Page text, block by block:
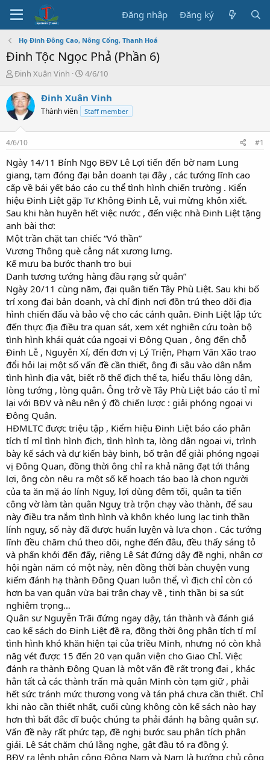
Đăng nhập Đăng ký
Họ Đinh Đông Cao, Nông Cống, Thanh Hoá
Đinh Tộc Ngọc Phả (Phần 6)
T
r
e
a
s
t
a
r
t
e
r
Đinh Xuân Vinh
N
à
y
b
ầ
u
4/6/10
Đinh Xuân Vinh
Thành viên Staff member
4/6/10 #1
Ngày 14/11 Bính Ngọ BĐV Lê Lợi tiến đến bờ nam Lung
giang, tạm đóng đại bản doanh tại đây , các tướng lĩnh cao
cấp về bái yết báo cáo cụ thể tình hình chiến trường . Kiển
hiệu Đinh Liệt gặp Tư Không Đinh Lễ, vui mừng khôn xiết.
Sau khi hàn huyên hết việc nước , đến việc nhà Đinh Liệt tặng
anh bài thơ:
Một trần chặt tan chiếc “Vó thần”
Vương Thông què cẳng nát xương lưng.
Kế mưu ba bước thanh tro bụi
Danh tương tướng hàng đầu rạng sử quân”
Ngày 20/11 cùng năm, đại quân tiến Tây Phù Liệt. Sau khi bố
trí xong đại bản doanh, và chỉ định nơi đồn trú theo dõi địa
hình chiến đấu và bảo vệ cho các cánh quân. Đinh Liệt lập tức
đến thực địa điều tra quan sát, xem xét nghiên cứu toàn bộ
tình hình khái quát của ngoại vi Đông Quan , ông đến chỗ
Đinh Lễ , Nguyễn Xí, đến đơn vị Lý Triện, Phạm Văn Xão trao
đổi hỏi laị một số vấn đề cần thiết, ông đi sâu vào dân nắm
tình hình địa vật, biết rõ thế địch thế ta, hiểu thấu lòng dân,
lòng tướng , lòng quân. Ông trở về Tây Phù Liệt báo cáo tỉ mỉ
lại với BĐV và nêu nên ý đồ chiến lược : giải phóng ngoại vi
Đông Quân.
HĐMLTC được triệu tập , Kiểm hiệu Đinh Liệt báo cáo phân
tích tỉ mỉ tình hình địch, tình hình ta, lòng dân ngoại vi, trình
bày kế sách và dự kiến bày binh, bố trận để giải phóng ngoại
vị Đông Quan, đồng thời ông chỉ ra khả năng đạt tới thắng
lợi, ông còn nêu ra một số kế hoạch táo bạo là chọn người
của ta ăn mặ áo lính Nguỵ, lợi dùng đêm tối, quân ta tiến
công vờ làm tàn quân Nguỵ trà trộn chạy vào thành, để sau
này điều tra nắm tình hình và khôn khéo lung lạc tinh thần
lính nguỵ, số này đã được huấn luỵện và lựa chọn . Các tướng
lĩnh đều chăm chú theo dõi, nghe đến đâu, đều thấy sáng tỏ
và phấn khởi đến đấy, riêng Lê Sát đứng dậy đề nghị, nhân cơ
hội ngàn năm có một này, nên đồng thời bàn chuyện vung
kiếm đánh hạ thành Đông Quan luôn thể, vì địch chỉ còn có
hơn ba vạn quân vừa bại trận chạy về , tinh thần bị sa sút
nghiêm trọng…
Quân sư Nguyễn Trãi đứng ngay dậy, tán thành và đánh giá
cao kế sách do Đinh Liệt đề ra, đồng thời ông phân tích tỉ mỉ
tình hình khó khăn hiện tại của triều Minh, nhưng nó còn khả
năg vét được 15 đến 20 vạn quân viện cho Giao Chỉ. Việc
đánh ra thành Đông Quan là một vấn đề rất trọng đại , khác
hẳn tất cả các thành trấn mà quân Minh còn tạm giữ , phải
hết sức tránh mức thương vong và tán phá chưa cần thiết. Chỉ
khi nào cần thiết nhất, cuối cùng không còn kế sách nào hay
hơn thì bất đắc dĩ buộc chúng ta phải đánh hạ bằng quân sự.
Vấn đề này rất phức tạp, đề nghị bước sau phân tích phân
giải. Lê Sát chăm chú lằng nghe, gật đầu tỏ ra đồng ý.
BĐV ra lệnh phân công Đông Nam và Nam là hướng chủ công